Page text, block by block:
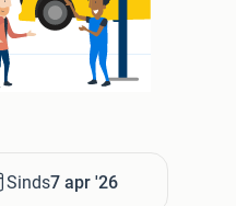
Sinds7 apr '26